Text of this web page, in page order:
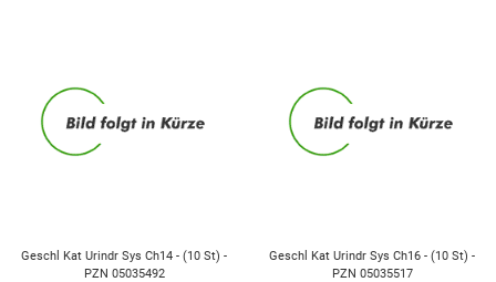
Geschl Kat Urindr Sys Ch14 - (10 St) -
PZN 05035492
Geschl Kat Urindr Sys Ch16 - (10 St) -
PZN 05035517